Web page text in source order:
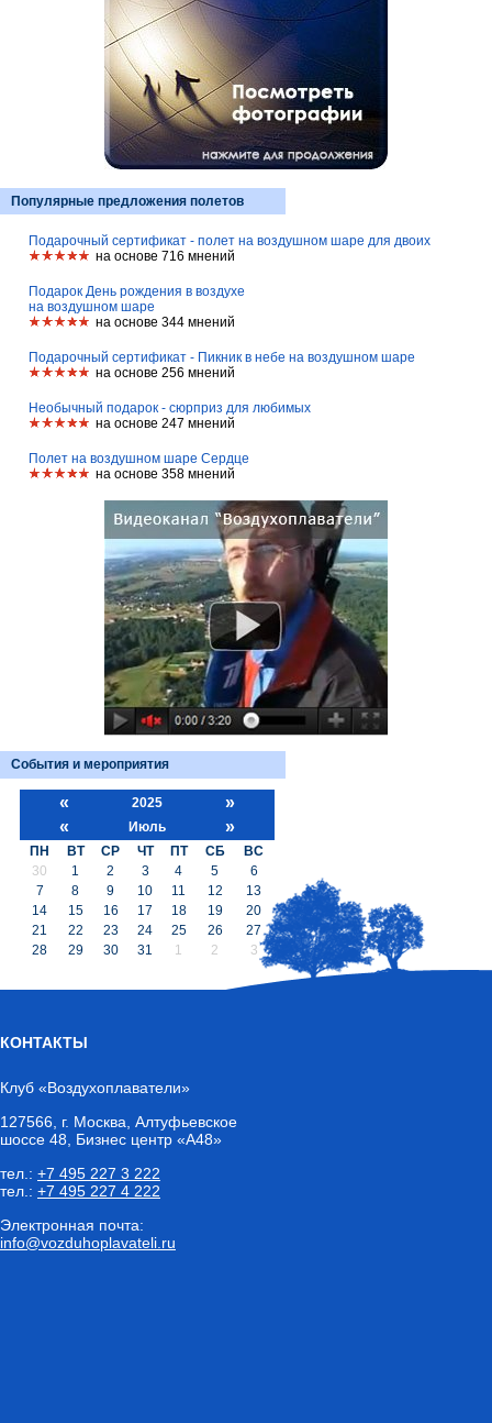
Популярные предложения полетов
Подарочный сертификат - полет на воздушном шаре для двоих
на основе 716 мнений
Подарок День рождения в воздухе
на воздушном шаре
на основе 344 мнений
Подарочный сертификат - Пикник в небе на воздушном шаре
на основе 256 мнений
Необычный подарок - сюрприз для любимых
на основе 247 мнений
Полет на воздушном шаре Сердце
на основе 358 мнений
События и мероприятия
« 2025
»
«
Июль »
ПН ВТ СР ЧТ ПТ СБ
ВС
30
1 2 3 4 5
6
7
8 9 10 11 12
13
14
15 16 17 18 19
20
21
22 23 24 25 26
27
28
29 30 31 1 2 3
КОНТАКТЫ
Клуб «Воздухоплаватели»
127566 г. Москва , Алтуфьевское
шоссе 48, Бизнес центр «А48»
тел.: +7 495 227 3 222
тел.: +7 495 227 4 222
Электронная почта:
info@vozduhoplavateli.ru